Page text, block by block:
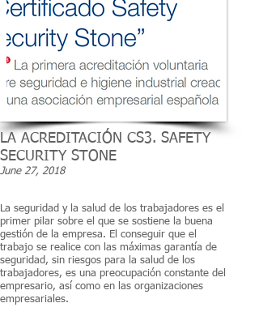
LA ACREDITACIÓN CS3. SAFETY
SECURITY STONE
June 27, 2018
La seguridad y la salud de los trabajadores es el
primer pilar sobre el que se sostiene la buena
gestión de la empresa. El conseguir que el
trabajo se realice con las máximas garantía de
seguridad, sin riesgos para la salud de los
trabajadores, es una preocupación constante del
empresario, así como en las organizaciones
empresariales.